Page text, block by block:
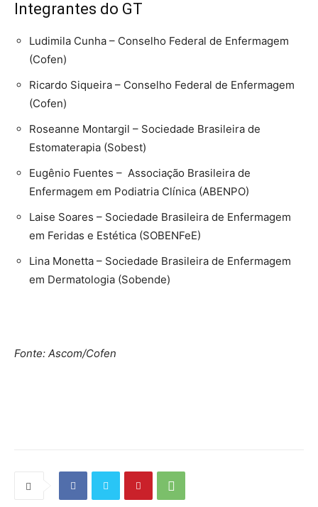
Integrantes do GT
Ludimila Cunha – Conselho Federal de Enfermagem
(Cofen)
Ricardo Siqueira – Conselho Federal de Enfermagem
(Cofen)
Roseanne Montargil – Sociedade Brasileira de
Estomaterapia (Sobest)
Eugênio Fuentes – Associação Brasileira de
Enfermagem em Podiatria Clínica (ABENPO)
Laise Soares – Sociedade Brasileira de Enfermagem
em Feridas e Estética (SOBENFeE)
Lina Monetta – Sociedade Brasileira de Enfermagem
em Dermatologia (Sobende)
Fonte: Ascom/Cofen